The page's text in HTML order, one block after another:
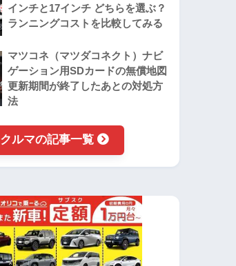
インチと17インチ どちらを選ぶ？
ランニングコストを比較してみる
マツコネ（マツダコネクト）ナビ
ゲーション用SDカードの無償地図
更新期間が終了したあとの対処方
法
クルマの記事一覧